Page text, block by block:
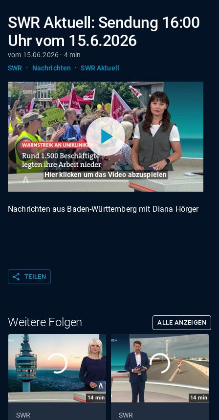
SWR Aktuell: Sendung 16:00
Uhr vom 15.6.2026
vom 15.06.2026 · 4 min
SWR
· Nachrichten · SWR Aktuell
Hier klicken um das Video abzuspielen
Nachrichten aus Baden-Württemberg mit Diana Hörger
share TEILEN
Weitere Folgen ALLE ANZEIGEN
14 min
SWR
14 min
SWR